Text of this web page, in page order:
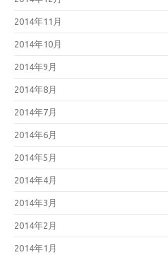
2014年11月
2014年10月
2014年9月
2014年8月
2014年7月
2014年6月
2014年5月
2014年4月
2014年3月
2014年2月
2014年1月